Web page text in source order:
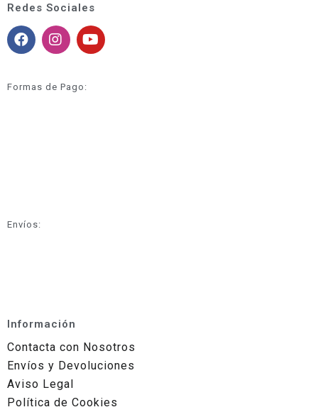
Redes Sociales
Formas de Pago:
Envíos:
Información
Contacta con Nosotros
Envíos y Devoluciones
Aviso Legal
Política de Cookies